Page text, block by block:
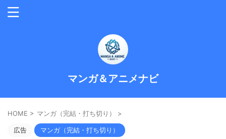
マンガ＆アニメナビ
HOME > マンガ（完結・打ち切り） >
広告 マンガ（完結・打ち切り）